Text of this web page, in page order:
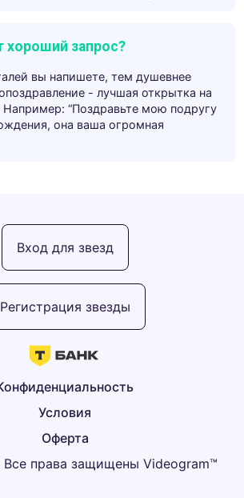
хороший запрос?
вы напишете, тем душевнее
- лучшая открытка на
“Поздравьте мою подругу
она ваша огромная
права защищены Videogram™
Оферта
Условия
Регистрация звезды
Вход для звезд